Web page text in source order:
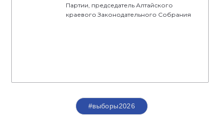
Партии, председатель Алтайского
краевого Законодательного Собрания
#выборы2026